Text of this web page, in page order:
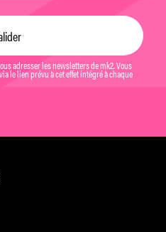
adresser les newsletters de mk2. Vous
le lien prévu à cet effet intégré à chaque